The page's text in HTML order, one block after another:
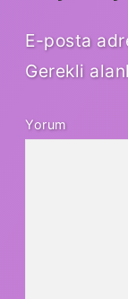
E-posta
Gerekli
Yorum